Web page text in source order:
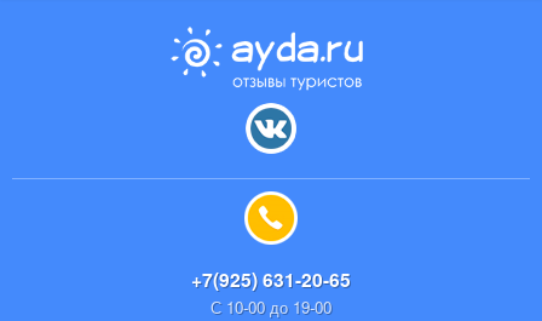
+7(925) 631-20-65
С 10-00 до 19-00